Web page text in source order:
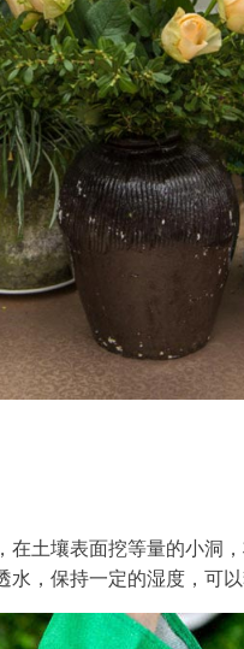
土壤表面挖等量的小洞
，保持一定的湿度，可以